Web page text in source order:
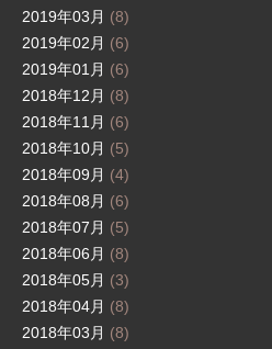
2019年03月 (8)
2019年02月 (6)
2019年01月 (6)
2018年12月 (8)
2018年11月 (6)
2018年10月 (5)
2018年09月 (4)
2018年08月 (6)
2018年07月 (5)
2018年06月 (8)
2018年05月 (3)
2018年04月 (8)
2018年03月 (8)